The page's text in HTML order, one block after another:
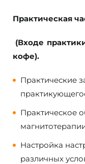
Практическая
(Входе
кофе).
Практические
Практическое
Настройка
различных